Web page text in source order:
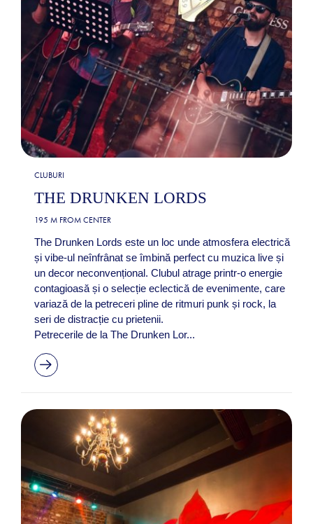
CLUBURI
THE DRUNKEN LORDS
195 M FROM CENTER
The Drunken Lords este un loc unde atmosfera electrică
și vibe-ul neînfrânat se îmbină perfect cu muzica live și
un decor neconvențional. Clubul atrage printr-o energie
contagioasă și o selecție eclectică de evenimente, care
variază de la petreceri pline de ritmuri punk și rock, la
seri de distracție cu prietenii.
Petrecerile de la The Drunken Lor...